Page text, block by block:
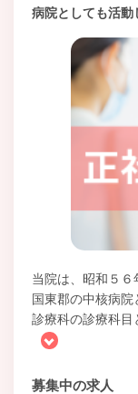
病院としても活
当院は、昭和５
国東郡の中核病
診療科の診療科目
募集中の求人